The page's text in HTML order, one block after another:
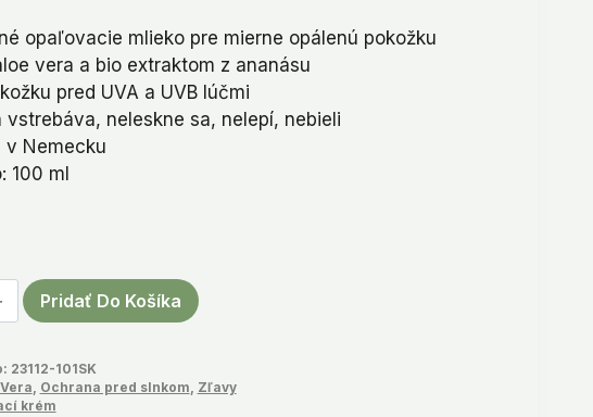
je:
€11,99.
opaľovacie mlieko pre mierne opálenú pokožku
vera a bio extraktom z ananásu
pred UVA a UVB lúčmi
vstrebáva, neleskne sa, nelepí, nebieli
v Nemecku
100 ml
Pridať Do Košíka
23112-101SK
, Ochrana pred slnkom, Zľavy
krém